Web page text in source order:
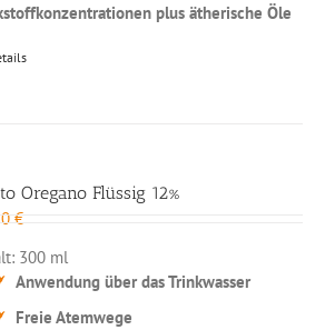
plus ätherische Öle
Oregano Flüssig 12%
€
300 ml
Anwendung über das Trinkwasser
Freie Atemwege